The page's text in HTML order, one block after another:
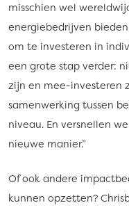
misschien wel
energiebedrijven
om te investeren in
een grote stap verder:
zijn en mee-investeren
samenwerking tussen
niveau. En versnellen
nieuwe manier.”
Of ook andere
kunnen opzetten?